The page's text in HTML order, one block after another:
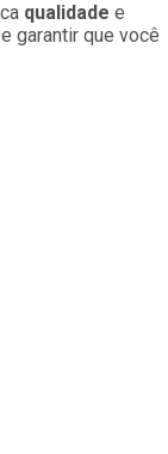
qualidade e
garantir que você